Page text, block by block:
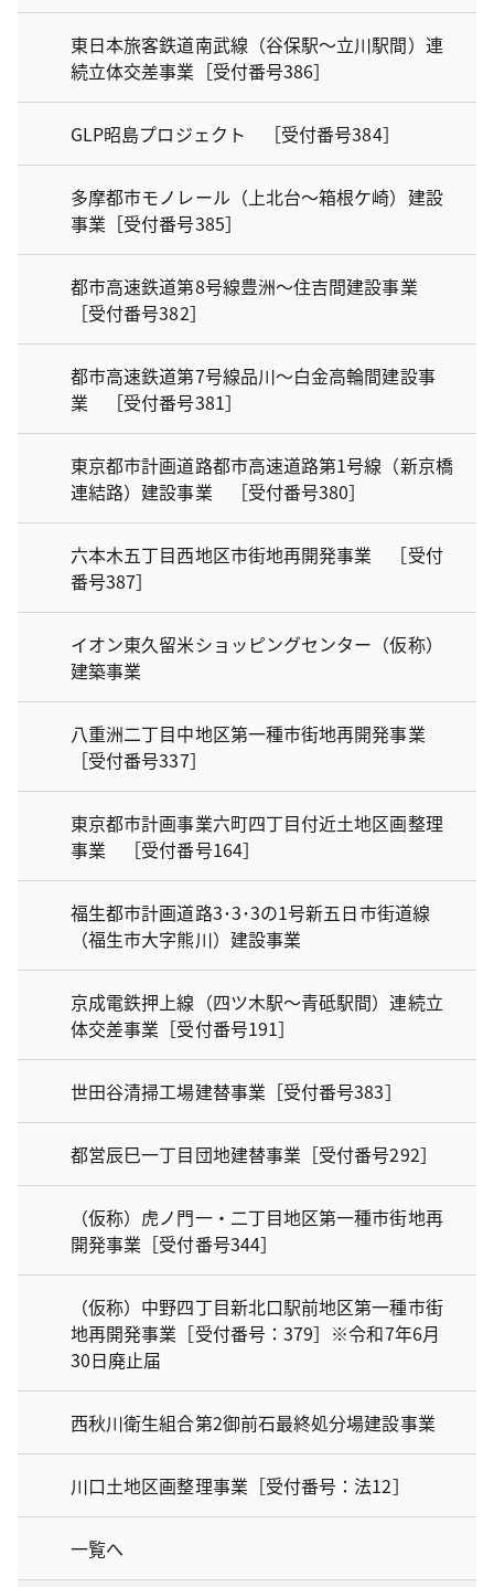
東日本旅客鉄道南武線（谷保駅～立川駅間）連
続立体交差事業［受付番号386］
GLP昭島プロジェクト ［受付番号384］
多摩都市モノレール（上北台～箱根ケ崎）建設
事業［受付番号385］
都市高速鉄道第8号線豊洲～住吉間建設事業
［受付番号382］
都市高速鉄道第7号線品川～白金高輪間建設事
業 ［受付番号381］
東京都市計画道路都市高速道路第1号線（新京橋
連結路）建設事業 ［受付番号380］
六本木五丁目西地区市街地再開発事業 ［受付
番号387］
イオン東久留米ショッピングセンター（仮称）
建築事業
八重洲二丁目中地区第一種市街地再開発事業
［受付番号337］
東京都市計画事業六町四丁目付近土地区画整理
事業 ［受付番号164］
福生都市計画道路3･3･3の1号新五日市街道線
（福生市大字熊川）建設事業
京成電鉄押上線（四ツ木駅～青砥駅間）連続立
体交差事業［受付番号191］
世田谷清掃工場建替事業［受付番号383］
都営辰巳一丁目団地建替事業［受付番号292］
（仮称）虎ノ門一・二丁目地区第一種市街地再
開発事業［受付番号344］
（仮称）中野四丁目新北口駅前地区第一種市街
地再開発事業［受付番号：379］※令和7年6月
30日廃止届
西秋川衛生組合第2御前石最終処分場建設事業
川口土地区画整理事業［受付番号：法12］
一覧へ